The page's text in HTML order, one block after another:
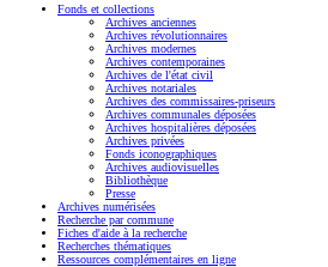
Fonds et collections
Archives anciennes
Archives révolutionnaires
Archives modernes
Archives contemporaines
Archives de l'état civil
Archives notariales
Archives des commissaires-priseurs
Archives communales déposées
Archives hospitalières déposées
Archives privées
Fonds iconographiques
Archives audiovisuelles
Bibliothèque
Presse
Archives numérisées
Recherche par commune
Fiches d'aide à la recherche
Recherches thématiques
Ressources complémentaires en ligne